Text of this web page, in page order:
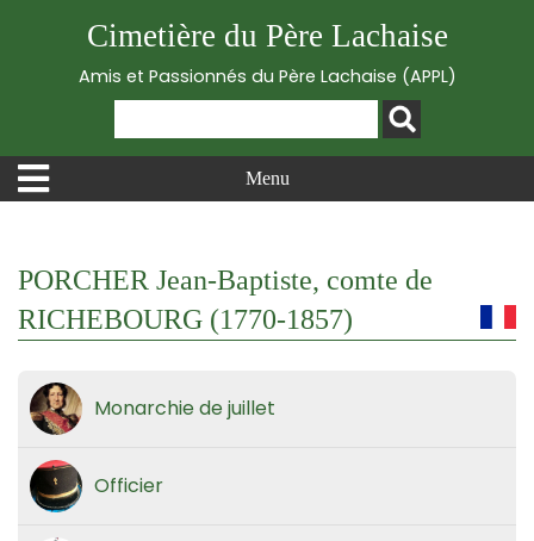
Cimetière du Père Lachaise
Amis et Passionnés du Père Lachaise (APPL)
Menu
PORCHER Jean-Baptiste, comte de
RICHEBOURG (1770-1857)
Monarchie de juillet
Officier